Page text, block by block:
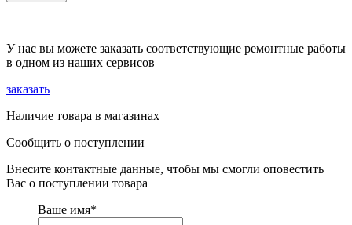
У нас вы можете заказать соответствующие ремонтные работы
в одном из наших сервисов
заказать
Наличие товара в магазинах
Сообщить о поступлении
Внесите контактные данные, чтобы мы смогли оповестить
Вас о поступлении товара
Ваше имя*